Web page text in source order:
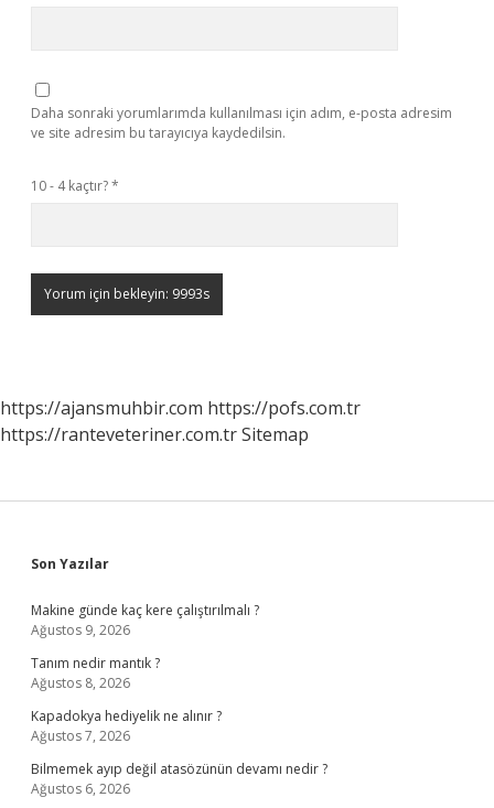
Daha sonraki yorumlarımda kullanılması için adım, e-posta adresim
ve site adresim bu tarayıcıya kaydedilsin.
10 - 4 kaçtır?*
https://ajansmuhbir.com https://pofs.com.tr
https://ranteveteriner.com.trSitemap
Sidebar
Son Yazılar
Makine günde kaç kere çalıştırılmalı ?
Ağustos 9, 2026
Tanım nedir mantık ?
Ağustos 8, 2026
Kapadokya hediyelik ne alınır ?
Ağustos 7, 2026
Bilmemek ayıp değil atasözünün devamı nedir ?
Ağustos 6, 2026